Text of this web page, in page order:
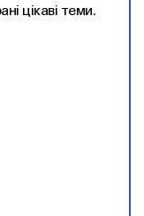
цікаві теми.